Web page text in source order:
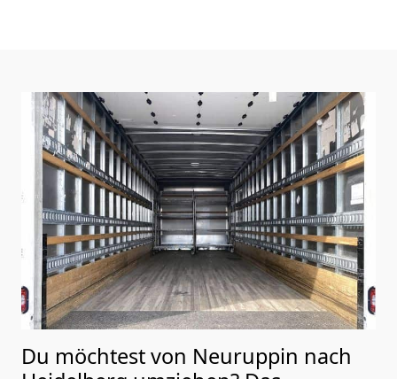
Du möchtest von Neuruppin nach